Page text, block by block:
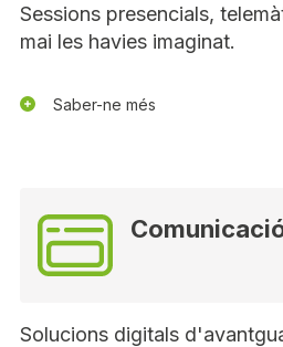
Sessions presencials,
mai les havies imaginat.
Saber-ne més
Solucions digitals